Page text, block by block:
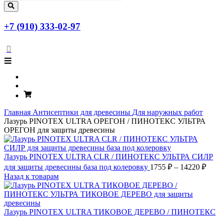
+7 (910) 333-02-97
Главная Антисептики для древесины Для наружных работ
Лазурь PINOTEX ULTRA ОРЕГОН / ПИНОТЕКС УЛЬТРА
ОРЕГОН для защиты древесины
Лазурь PINOTEX ULTRA CLR / ПИНОТЕКС УЛЬТРА СИЛР
для защиты древесины база под колеровку 1755 ₽ – 14220 ₽
Назад к товарам
Лазурь PINOTEX ULTRA ТИКОВОЕ ДЕРЕВО / ПИНОТЕКС